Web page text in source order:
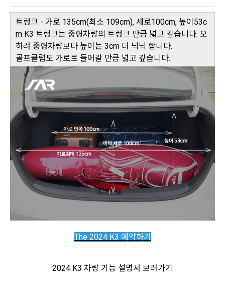
트렁크 - 가로 135cm(최소 109cm), 세로100cm, 높이53c
m K3 트렁크는 중형차량의 트렁크 만큼 넓고 깊습니다. 오
히려 중형차량보다 높이는 3cm 더 넉넉 합니다.
골프클럽도 가로로 들어갈 만큼 넓고 깊습니다.
The 2024 K3 예약하기
2024 K3 차량 기능 설명서 보러가기